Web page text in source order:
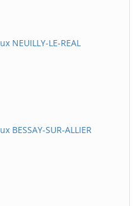
NEUILLY-LE-REAL
BESSAY-SUR-ALLIER